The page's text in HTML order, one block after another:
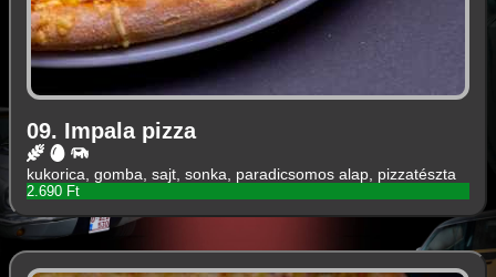
09. Impala pizza
kukorica, gomba, sajt, sonka, paradicsomos alap, pizzatészta
2.690 Ft